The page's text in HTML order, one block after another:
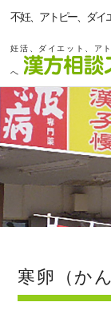
不妊、アトピー、ダ
妊活、ダイエット、ア
へ
寒卵（か